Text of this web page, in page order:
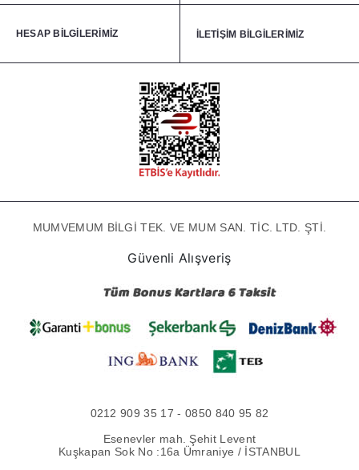
HESAP BİLGİLERİMİZ İLETİŞİM BİLGİLERİMİZ
MUMVEMUM BİLGİ TEK. VE MUM SAN. TİC. LTD. ŞTİ.
Güvenli Alışveriş
0212 909 35 17 - 0850 840 95 82
Esenevler mah. Şehit Levent
Kuşkapan Sok No :16a Ümraniye / İSTANBUL